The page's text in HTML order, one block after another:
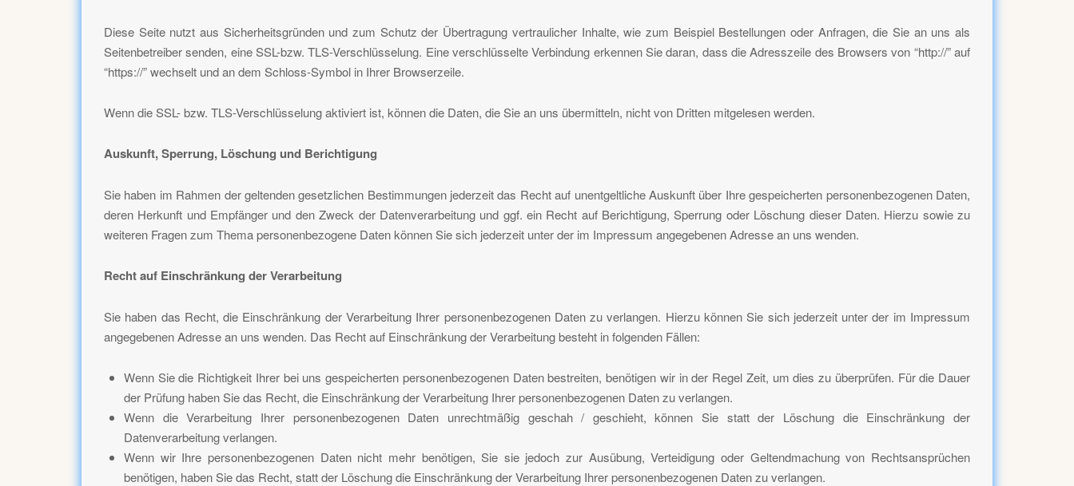
Diese Seite nutzt aus Sicherheitsgründen und zum Schutz der Übertragung vertraulicher Inhalte, wie zum Beispiel Bestellungen oder Anfragen, die Sie an uns als
Seitenbetreiber senden, eine SSL-bzw. TLS-Verschlüsselung. Eine verschlüsselte Verbindung erkennen Sie daran, dass die Adresszeile des Browsers von “http://” auf
“https://” wechselt und an dem Schloss-Symbol in Ihrer Browserzeile.
Wenn die SSL- bzw. TLS-Verschlüsselung aktiviert ist, können die Daten, die Sie an uns übermitteln, nicht von Dritten mitgelesen werden.
Auskunft, Sperrung, Löschung und Berichtigung
Sie haben im Rahmen der geltenden gesetzlichen Bestimmungen jederzeit das Recht auf unentgeltliche Auskunft über Ihre gespeicherten personenbezogenen Daten,
deren Herkunft und Empfänger und den Zweck der Datenverarbeitung und ggf. ein Recht auf Berichtigung, Sperrung oder Löschung dieser Daten. Hierzu sowie zu
weiteren Fragen zum Thema personenbezogene Daten können Sie sich jederzeit unter der im Impressum angegebenen Adresse an uns wenden.
Recht auf Einschränkung der Verarbeitung
Sie haben das Recht, die Einschränkung der Verarbeitung Ihrer personenbezogenen Daten zu verlangen. Hierzu können Sie sich jederzeit unter der im Impressum
angegebenen Adresse an uns wenden. Das Recht auf Einschränkung der Verarbeitung besteht in folgenden Fällen:
Wenn Sie die Richtigkeit Ihrer bei uns gespeicherten personenbezogenen Daten bestreiten, benötigen wir in der Regel Zeit, um dies zu überprüfen. Für die Dauer
der Prüfung haben Sie das Recht, die Einschränkung der Verarbeitung Ihrer personenbezogenen Daten zu verlangen.
Wenn die Verarbeitung Ihrer personenbezogenen Daten unrechtmäßig geschah / geschieht, können Sie statt der Löschung die Einschränkung der
Datenverarbeitung verlangen.
Wenn wir Ihre personenbezogenen Daten nicht mehr benötigen, Sie sie jedoch zur Ausübung, Verteidigung oder Geltendmachung von Rechtsansprüchen
benötigen, haben Sie das Recht, statt der Löschung die Einschränkung der Verarbeitung Ihrer personenbezogenen Daten zu verlangen.